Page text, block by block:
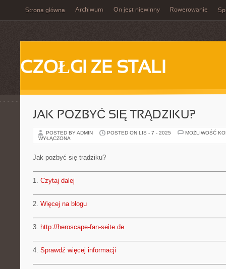
Strona główna Archiwum On jest niewinny Rowerowanie
CZOŁGI ZE STALI
JAK POZBYĆ SIĘ TRĄDZIKU?
POSTED BY ADMIN POSTED ON LIS - 7 - 2025
MOŻLIWOŚĆ
WYŁĄCZONA
Jak pozbyć się trądziku?
1. Czytaj dalej
2. Więcej na blogu
3. http://heroscape-fan-seite.de
4. Sprawdź więcej informacji